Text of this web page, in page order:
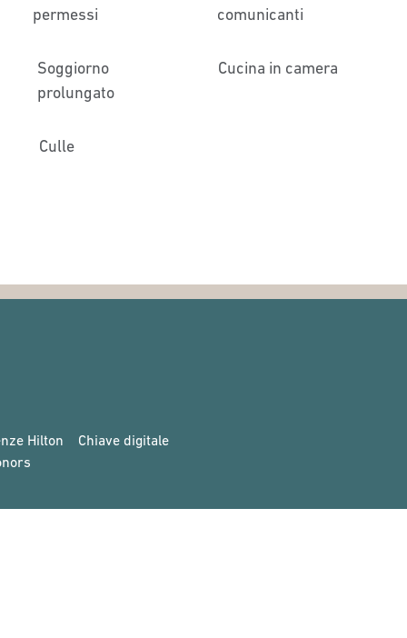
permessi
comunicanti
Soggiorno
prolungato
Cucina in camera
Culle
Hilton
Chiave digitale